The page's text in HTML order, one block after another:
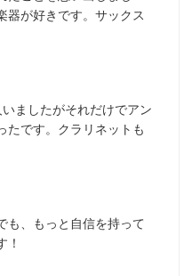
器が好きです。サックス
ましたがそれだけでアン
たです。クラリネットも
も、もっと自信を持って
！